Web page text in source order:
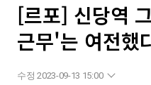
[르포] 신당역
근무'는 여전했
수정 2023-09-13 15:00